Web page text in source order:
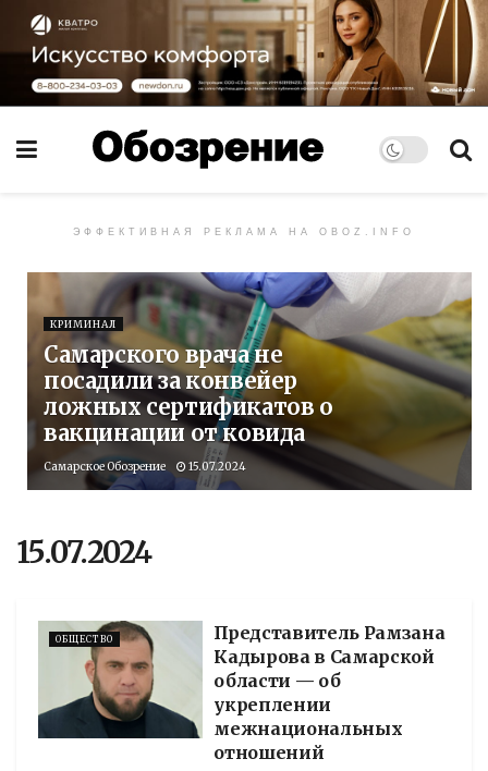
ЭФФЕКТИВНАЯ РЕКЛАМА НА OBOZ.INFO
КРИМИНАЛ
Самарского врача не
посадили за конвейер
ложных сертификатов о
вакцинации от ковида
Самарское Обозрение 15.07.2024
15.07.2024
ОБЩЕСТВО
Представитель Рамзана
Кадырова в Самарской
области — об
укреплении
межнациональных
отношений